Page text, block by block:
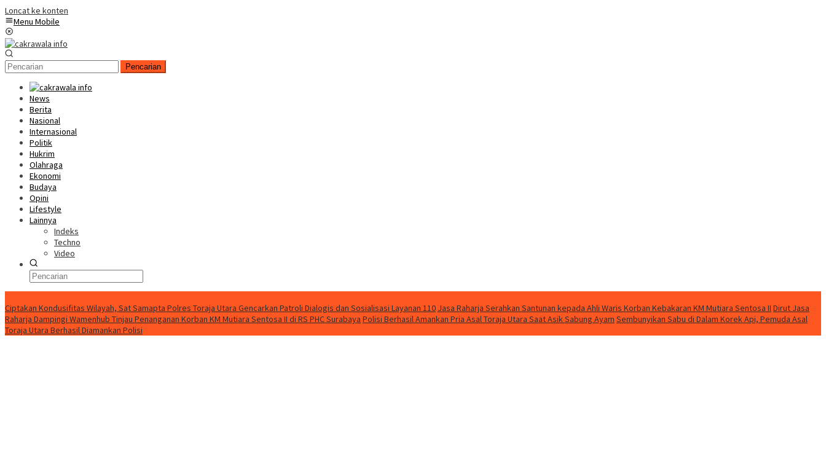
Loncat ke konten
Menu Mobile
Pencarian
News
Berita
Nasional
Internasional
Politik
Hukrim
Olahraga
Ekonomi
Budaya
Opini
Lifestyle
Lainnya
Indeks
Techno
Video
Ciptakan Kondusifitas Wilayah, Sat Samapta Polres Toraja Utara Gencarkan Patroli Dialogis dan Sosialisasi Layanan 110 Jasa Raharja Serahkan Santunan kepada Ahli Waris Korban Kebakaran KM Mutiara Sentosa II Dirut Jasa
Raharja Dampingi Wamenhub Tinjau Penanganan Korban KM Mutiara Sentosa II di RS PHC Surabaya Polisi Berhasil Amankan Pria Asal Toraja Utara Saat Asik Sabung Ayam Sembunyikan Sabu di Dalam Korek Api, Pemuda Asal
Toraja Utara Berhasil Diamankan Polisi